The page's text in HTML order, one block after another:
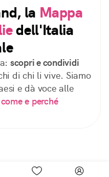
la Mappa
dell'Italia
scopri e condividi
di chi li vive. Siamo
e dà voce alle
e perché